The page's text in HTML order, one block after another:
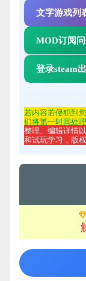
文字游戏列
MOD订阅
登录steam
若内容若侵犯到
们将第一时间处理
整理、编辑详情
和试玩学习，版